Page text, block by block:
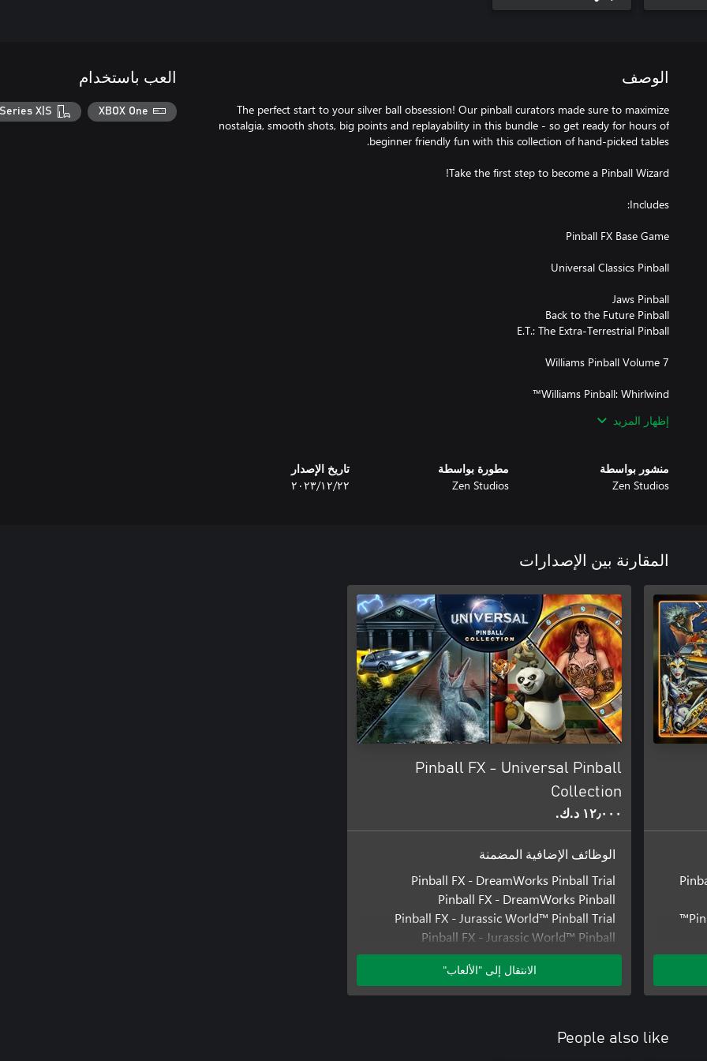
الوصف
The perfect start to your silver ball obsession! Our pinball curators made sure to maximize
nostalgia, smooth shots, big points and replayability in this bundle - so get ready for hours of
إظهار المزيد
منشور بواسطة
Zen Studios
مطورة بواسطة
Zen Studios
تاريخ الإصدار
٢٢‏/١٢‏/٢٠٢٣
العب باستخدام
XBOX One
X|S
المقارنة بين الإصدارات
Pinball FX - Universal Pinball
Collection
١٢٫٠٠٠ د.ك.‏
الوظائف الإضافية المضمنة
Pinball FX - DreamWorks Pinball Trial
Pinball FX - DreamWorks Pinball
Pinball FX - Jurassic World™️ Pinball Trial
Pinball FX - Jurassic World™️ Pinball
Pinball FX - Universal Pinball: TV Classics Trial
Pinball FX - Universal Pinball: TV Classics
Pinball FX - Universal Classics™️ Pinball Trial
الانتقال إلى "الألعاب"
People also like